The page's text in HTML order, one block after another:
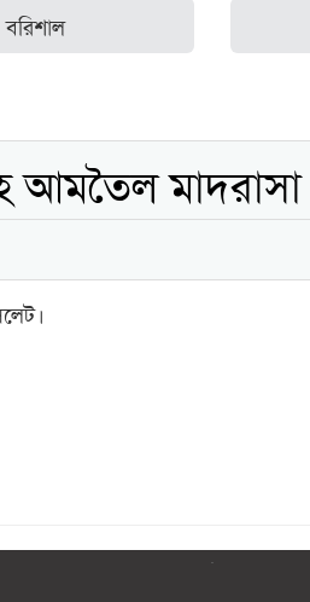
বরিশাল
আমতৈল মাদরাসা